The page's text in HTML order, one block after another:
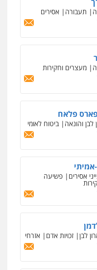
תעבורה אסירים
מעצרים וחקירות
פארס פלאח
לבן והונאה ביטוח לאומי
אמיתי
אסירים פשיעה
לבן זכויות אדם אזרחי